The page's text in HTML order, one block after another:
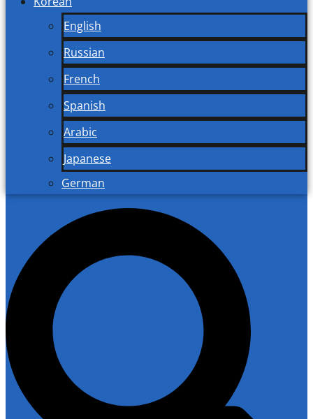
English
Russian
French
Spanish
Arabic
Japanese
German